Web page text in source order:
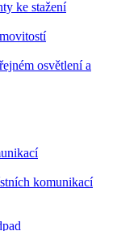
ke stažení
osvětlení a
komunikací